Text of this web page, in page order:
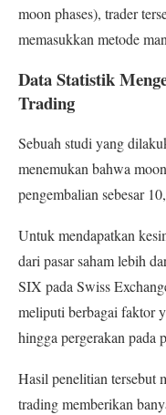
moon phases), trader
memasukkan metode
Data Statistik
Trading
Sebuah studi yang
menemukan bahwa
pengembalian sebesar
Untuk mendapatkan
dari pasar saham lebih
SIX pada Swiss
meliputi berbagai faktor
hingga pergerakan pada
Hasil penelitian tersebut
trading memberikan